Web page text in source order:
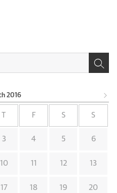
2016
F S S
3 4 5 6
10 11 12 13
17 18 19 20